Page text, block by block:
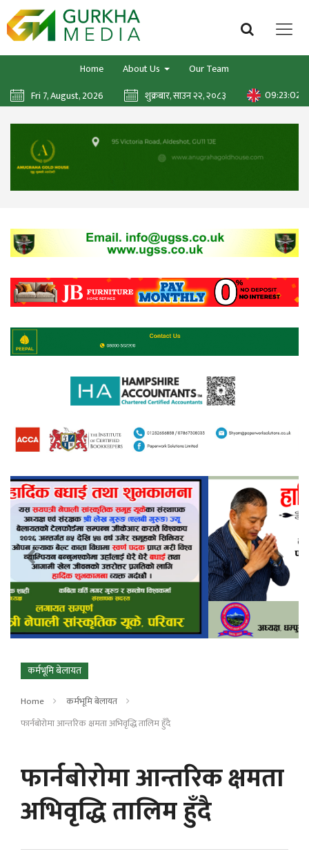
Home About Us
Our Team
Fri 7, August, 2026
शुक्रबार, साउन २२, २०८३ 09:23:03
कर्मभूमि बेलायत
Home
कर्मभूमि बेलायत
फार्नबोरोमा आन्तरिक क्षमता अभिवृद्धि तालिम हुँदै
फार्नबोरोमा आन्तरिक क्षमता
अभिवृद्धि तालिम हुँदै